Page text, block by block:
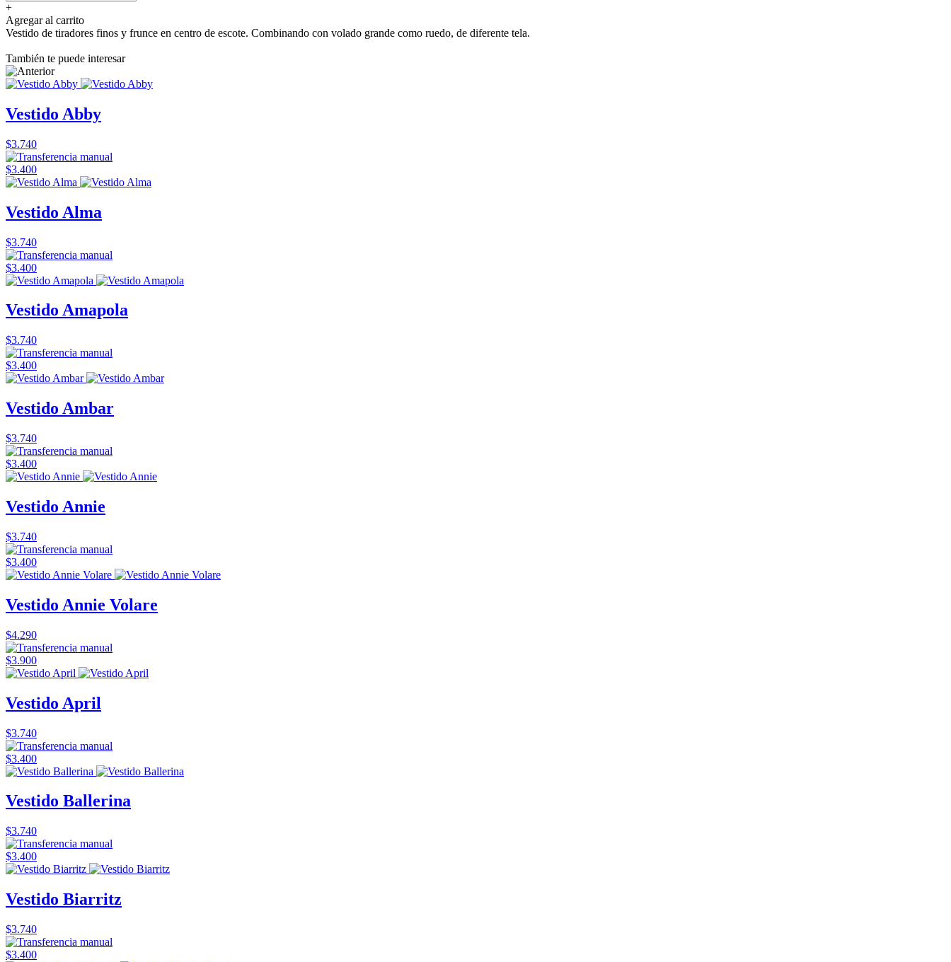
+
Agregar al carrito
Vestido de tiradores finos y frunce en centro de escote. Combinando con volado grande como ruedo, de diferente tela.
También te puede interesar
Vestido Abby
$3.740
$3.400
Vestido Alma
$3.740
$3.400
Vestido Amapola
$3.740
$3.400
Vestido Ambar
$3.740
$3.400
Vestido Annie
$3.740
$3.400
Vestido Annie Volare
$4.290
$3.900
Vestido April
$3.740
$3.400
Vestido Ballerina
$3.740
$3.400
Vestido Biarritz
$3.740
$3.400